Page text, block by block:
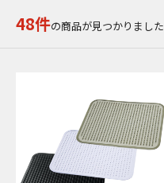
48件の商品が見つかりました